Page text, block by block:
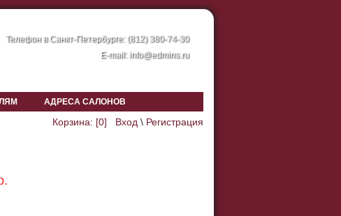
Телефон в Санкт-Петербурге: (812) 380-74-30
E-mail: info@edmins.ru
АДРЕСА САЛОНОВ
Корзина: [0] Вход \ Регистрация